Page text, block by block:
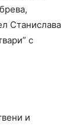
Станислава
с
и